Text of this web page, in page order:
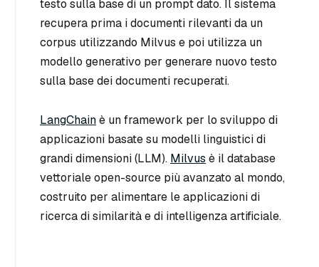
testo sulla base di un prompt dato. Il sistema
recupera prima i documenti rilevanti da un
corpus utilizzando Milvus e poi utilizza un
modello generativo per generare nuovo testo
sulla base dei documenti recuperati.
LangChainè un framework per lo sviluppo di
applicazioni basate su modelli linguistici di
grandi dimensioni (LLM). Milvus è il database
vettoriale open-source più avanzato al mondo,
costruito per alimentare le applicazioni di
ricerca di similarità e di intelligenza artificiale.